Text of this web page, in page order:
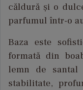
căldură și o
parfumul într-o
Baza este
formată din
lemn de santal
stabilitate,